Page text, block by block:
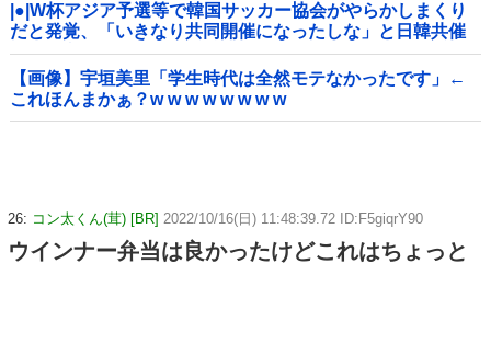
|●|W杯アジア予選等で韓国サッカー協会がやらかしまくり
だと発覚、「いきなり共同開催になったしな」と日韓共催
の件に言及する声も……
【画像】宇垣美里「学生時代は全然モテなかったです」←
これほんまかぁ？w w w w w w w w
26: コン太くん(茸) [BR] 2022/10/16(日) 11:48:39.72 ID:F5giqrY90
ウインナー弁当は良かったけどこれはちょっと